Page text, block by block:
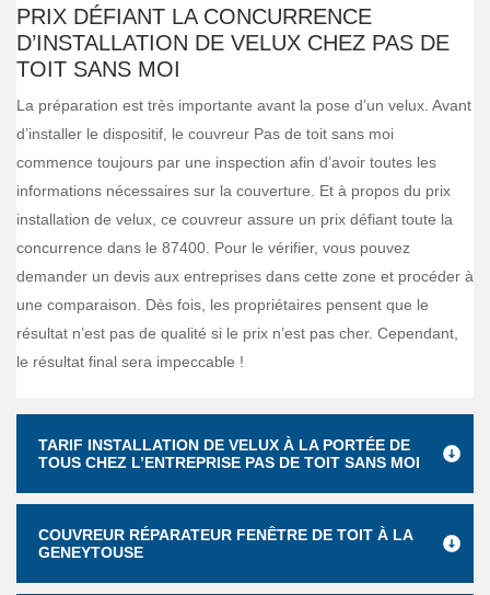
PRIX DÉFIANT LA CONCURRENCE
D’INSTALLATION DE VELUX CHEZ PAS DE
TOIT SANS MOI
La préparation est très importante avant la pose d’un velux. Avant
d’installer le dispositif, le couvreur Pas de toit sans moi
commence toujours par une inspection afin d’avoir toutes les
informations nécessaires sur la couverture. Et à propos du prix
installation de velux, ce couvreur assure un prix défiant toute la
concurrence dans le 87400. Pour le vérifier, vous pouvez
demander un devis aux entreprises dans cette zone et procéder à
une comparaison. Dès fois, les propriétaires pensent que le
résultat n’est pas de qualité si le prix n’est pas cher. Cependant,
le résultat final sera impeccable !
TARIF INSTALLATION DE VELUX À LA PORTÉE DE
TOUS CHEZ L’ENTREPRISE PAS DE TOIT SANS MOI
COUVREUR RÉPARATEUR FENÊTRE DE TOIT À LA
GENEYTOUSE